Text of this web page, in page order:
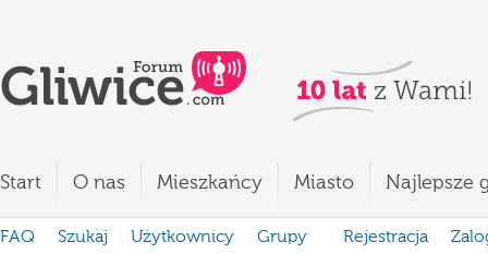
Start O nas Mieszkańcy Miasto Najlepsze
FAQ Szukaj Użytkownicy Grupy Rejestracja